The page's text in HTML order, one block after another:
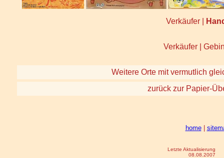
Verkäufer |
Verkäufer |
Weitere Orte mit vermutlich
zurück zur Papier-
home|
Letzte Aktualisierung
08.08.2007